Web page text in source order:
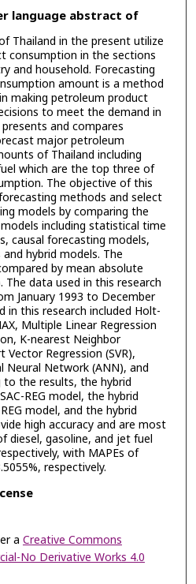
language abstract of
Thailand in the present utilize
consumption in the sections
and household. Forecasting
amount is a method
making petroleum product
to meet the demand in
and compares
major petroleum
of Thailand including
which are the top three of
The objective of this
methods and select
models by comparing the
including statistical time
causal forecasting models,
hybrid models. The
by mean absolute
The data used in this research
January 1993 to December
in this research included Holt-
Multiple Linear Regression
K-nearest Neighbor
Regression (SVR),
Neural Network (ANN), and
to the results, the hybrid
REG model, the hybrid
model, and the hybrid
high accuracy and are most
diesel, gasoline, and jet fuel
with MAPEs of
respectively.
a Creative Commons
No Derivative Works 4.0